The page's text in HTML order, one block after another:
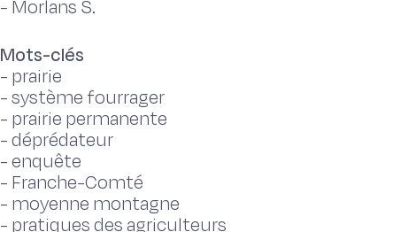
- Morlans S.
Mots-clés
- prairie
-système fourrager
- prairie permanente
-déprédateur
-enquête
- Franche-Comté
- moyenne montagne
- pratiques des agriculteurs